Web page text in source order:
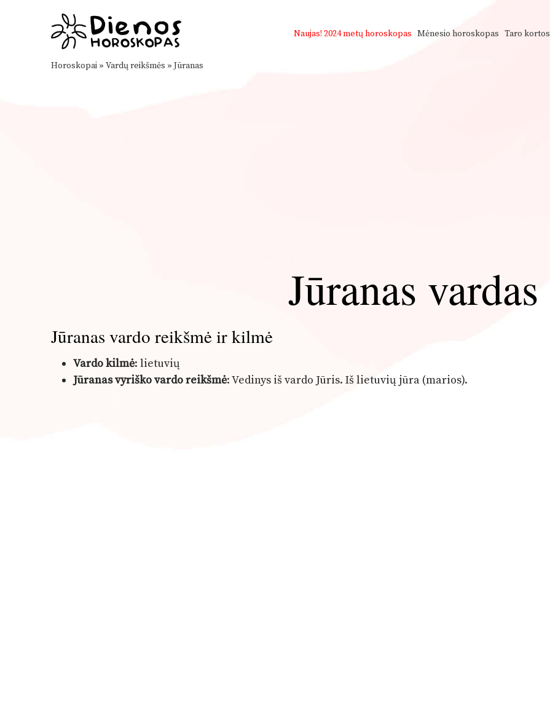
Naujas! 2024 metų horoskopas Mėnesio horoskopas Taro kortos
Horoskopai » Vardų reikšmės » Jūranas
Jūranas vardas
Jūranas vardo reikšmė ir kilmė
Vardo kilmė: lietuvių
Jūranas vyriško vardo reikšmė: Vedinys iš vardo Jūris. Iš lietuvių jūra (marios).